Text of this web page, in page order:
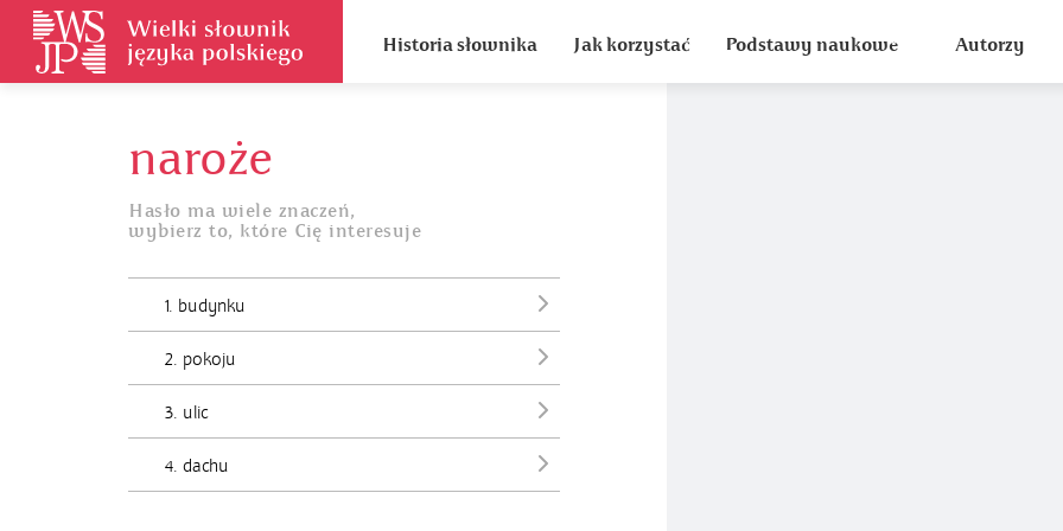
Historia słownika Jak korzystać Podstawy naukowe Autorzy
naroże
Hasło ma wiele znaczeń,
wybierz to, które Cię interesuje
1. budynku
2. pokoju
3. ulic
4. dachu